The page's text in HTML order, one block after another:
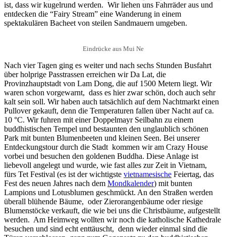
ist, dass wir kugelrund werden. Wir liehen uns Fahrräder aus und
entdecken die “Fairy Stream” eine Wanderung in einem
spektakulären Bacheet von steilen Sandmauern umgeben.
Eindrücke aus Mui Ne
Nach vier Tagen ging es weiter und nach sechs Stunden Busfahrt
über holprige Passtrassen erreichen wir Da Lat, die
Provinzhauptstadt von Lam Dong, die auf 1500 Metern liegt. Wir
waren schon vorgewarnt, dass es hier zwar schön, doch auch sehr
kalt sein soll. Wir haben auch tatsächlich auf dem Nachtmarkt einen
Pullover gekauft, denn die Temperaturen fallen über Nacht auf ca.
10 °C. Wir fuhren mit einer Doppelmayr Seilbahn zu einem
buddhistischen Tempel und bestaunten den unglaublich schönen
Park mit bunten Blumenbeeten und kleinen Seen. Bei unserer
Entdeckungstour durch die Stadt kommen wir am Crazy House
vorbei und besuchen den goldenen Buddha. Diese Anlage ist
liebevoll angelegt und wurde, wie fast alles zur Zeit in Vietnam,
fürs Tet Festival (es ist der wichtigste vietnamesische Feiertag, das
Fest des neuen Jahres nach dem Mondkalender) mit bunten
Lampions und Lotusblumen geschmückt. An den Straßen werden
überall blühende Bäume, oder Zierorangenbäume oder riesige
Blumenstöcke verkauft, die wie bei uns die Christbäume, aufgestellt
werden. Am Heimweg wollten wir noch die katholische Kathedrale
besuchen und sind echt enttäuscht, denn wieder einmal sind die